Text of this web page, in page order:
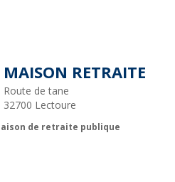
MAISON RETRAITE
Route de tane
32700 Lectoure
de retraite publique